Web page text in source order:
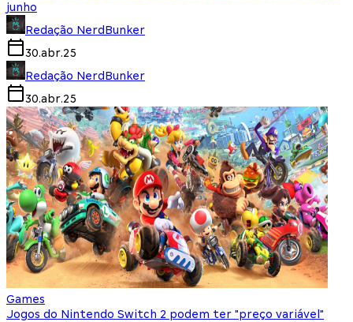
junho
Redação NerdBunker
30.abr.25
Redação NerdBunker
30.abr.25
Games
Jogos do Nintendo Switch 2 podem ter "preço variável"